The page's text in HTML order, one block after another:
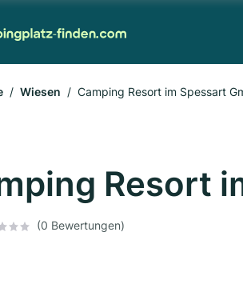
Wiesen Camping Resort im Spessart
Resort
(0 Bewertungen)